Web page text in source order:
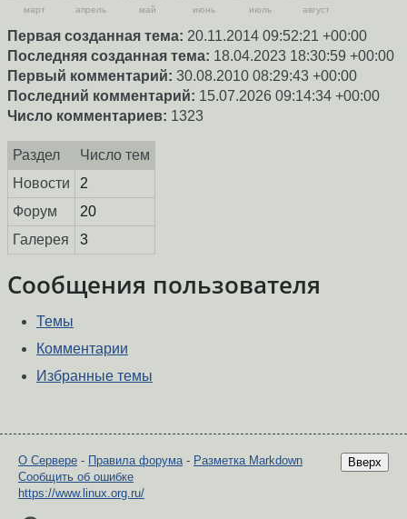
март апрель май июнь июль август
Первая созданная тема: 20.11.2014 09:52:21 +00:00
Последняя созданная тема: 18.04.2023 18:30:59 +00:00
Первый комментарий: 30.08.2010 08:29:43 +00:00
Последний комментарий: 15.07.2026 09:14:34 +00:00
Число комментариев: 1323
Раздел
Число тем
Новости
2
Форум
20
Галерея
3
Сообщения пользователя
Темы
Комментарии
Избранные темы
Вверх
О Сервере - Правила форума - Разметка Markdown
Сообщить об ошибке
https://www.linux.org.ru/